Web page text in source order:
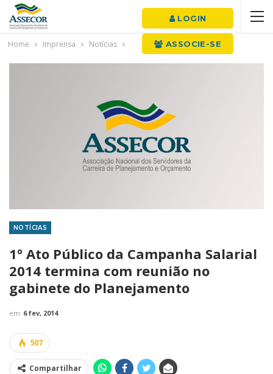
LOGIN
ASSOCIE-SE
Home Imprensa Notícias
NOTÍCIAS
1º Ato Público da Campanha Salarial
2014 termina com reunião no
gabinete do Planejamento
em 6 fev, 2014
507
Compartilhar